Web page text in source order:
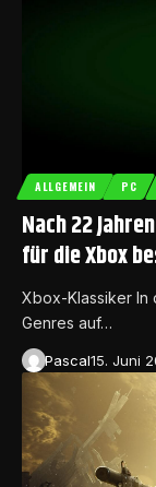
ALLGEMEIN PC
Nach 22
für die Xbox
Xbox-Klassiker In
Genres auf…
Pascal15. Juni